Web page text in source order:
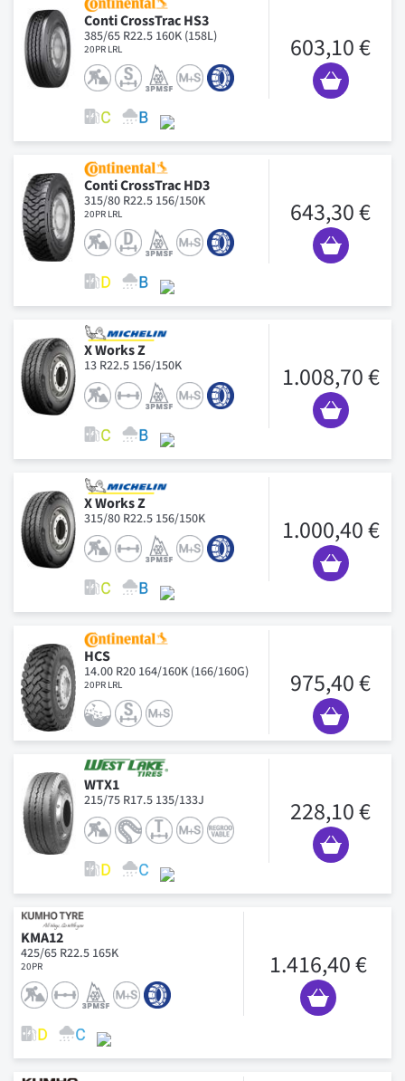
Conti CrossTrac HS3
385/65 R22.5 160K (158L)
20PR LRL 603,10 €
Conti CrossTrac HD3
315/80 R22.5 156/150K
20PR LRL 643,30 €
X Works Z
13 R22.5 156/150K 1.008,70 €
X Works Z
315/80 R22.5 156/150K 1.000,40 €
HCS
14.00 R20 164/160K (166/160G)
20PR LRL 975,40 €
WTX1
215/75 R17.5 135/133J 228,10 €
KMA12
425/65 R22.5 165K
20PR 1.416,40 €